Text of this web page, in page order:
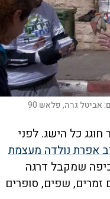
אביטל גרה, פלאש 90
חוגג כל הישג. לפני
אפרת נולדה מעצמת
שמקבל דרגה
שפים, סופרים